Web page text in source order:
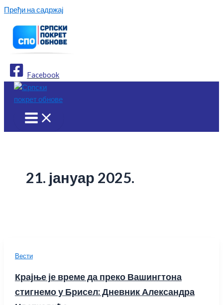
Пређи на садржај
Facebook
21. јануар 2025.
Вести
Крајње је време да преко Вашингтона
стигнемо у Брисел: Дневник Александра